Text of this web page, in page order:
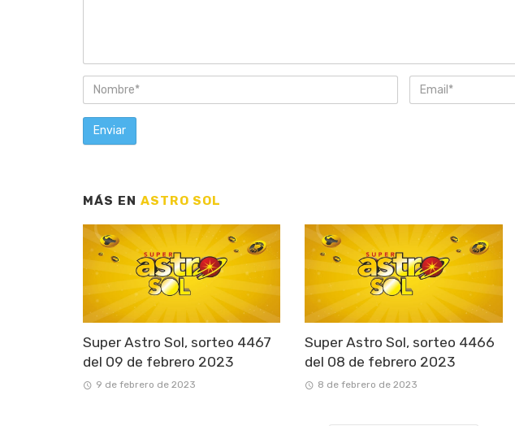
MÁS EN ASTRO SOL
Super Astro Sol, sorteo 4467
del 09 de febrero 2023
9 de febrero de 2023
Super Astro Sol, sorteo 4466
del 08 de febrero 2023
8 de febrero de 2023